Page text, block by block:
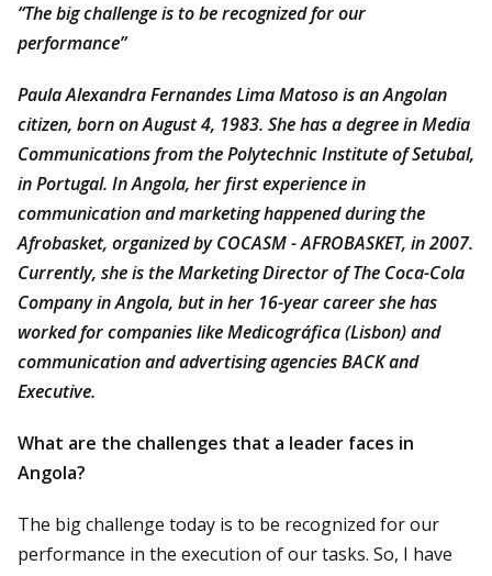
“The big challenge is to be recognized for our
performance”
Paula Alexandra Fernandes Lima Matoso is an Angolan
citizen, born on August 4, 1983. She has a degree in Media
Communications from the Polytechnic Institute of Setubal,
in Portugal. In Angola, her first experience in
communication and marketing happened during the
Afrobasket, organized by COCASM - AFROBASKET, in 2007.
Currently, she is the Marketing Director of The Coca-Cola
Company in Angola, but in her 16-year career she has
worked for companies like Medicográfica (Lisbon) and
communication and advertising agencies BACK and
Executive.
What are the challenges that a leader faces in
Angola?
The big challenge today is to be recognized for our
performance in the execution of our tasks. So, I have